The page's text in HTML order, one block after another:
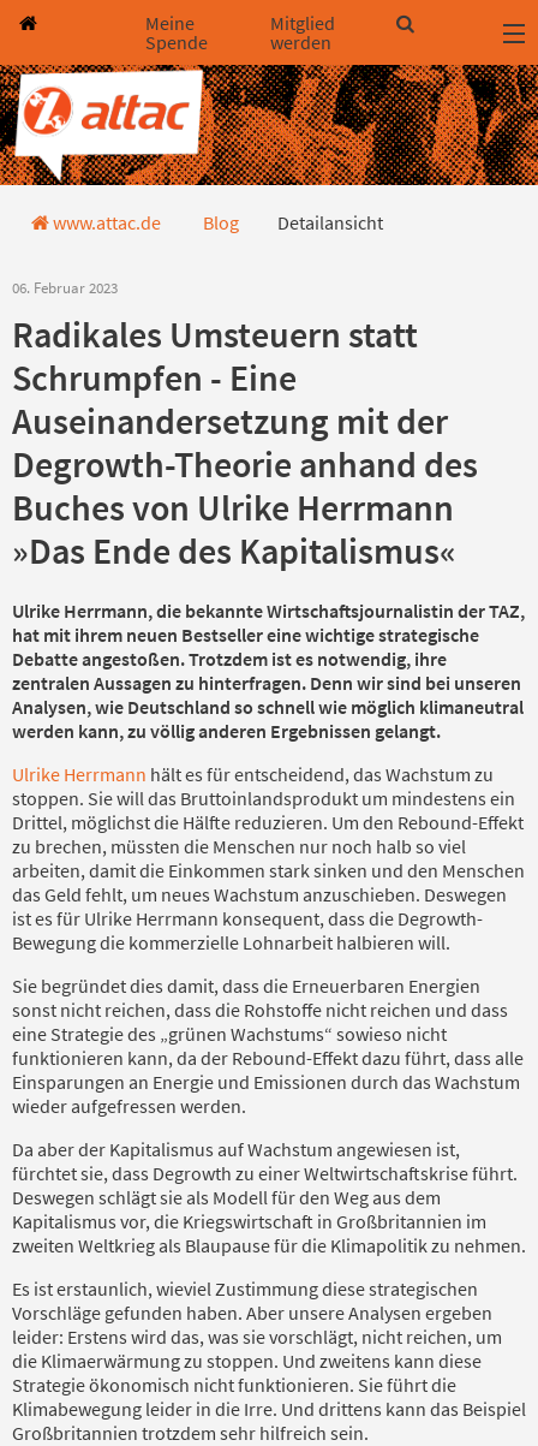
Direkt zum Hauptinhalt springen
Direkt zur Haupt-Navigation springen
Direkt zur Service-Navigation springen
Direkt zur Footer-Navigation springen
Direkt zum Footerinhalt springen
Meine
Spende
Mitglied
werden
Detailansicht
www.attac.de Blog Detailansicht
06. Februar 2023
Radikales Umsteuern statt
Schrumpfen - Eine
Auseinandersetzung mit der
Degrowth-Theorie anhand des
Buches von Ulrike Herrmann
»Das Ende des Kapitalismus«
Ulrike Herrmann, die bekannte Wirtschaftsjournalistin der TAZ,
hat mit ihrem neuen Bestseller eine wichtige strategische
Debatte angestoßen. Trotzdem ist es notwendig, ihre
zentralen Aussagen zu hinterfragen. Denn wir sind bei unseren
Analysen, wie Deutschland so schnell wie möglich klimaneutral
werden kann, zu völlig anderen Ergebnissen gelangt.
Ulrike Herrmann hält es für entscheidend, das Wachstum zu
stoppen. Sie will das Bruttoinlandsprodukt um mindestens ein
Drittel, möglichst die Hälfte reduzieren. Um den Rebound-Effekt
zu brechen, müssten die Menschen nur noch halb so viel
arbeiten, damit die Einkommen stark sinken und den Menschen
das Geld fehlt, um neues Wachstum anzuschieben. Deswegen
ist es für Ulrike Herrmann konsequent, dass die Degrowth-
Bewegung die kommerzielle Lohnarbeit halbieren will.
Sie begründet dies damit, dass die Erneuerbaren Energien
sonst nicht reichen, dass die Rohstoffe nicht reichen und dass
eine Strategie des „grünen Wachstums“ sowieso nicht
funktionieren kann, da der Rebound-Effekt dazu führt, dass alle
Einsparungen an Energie und Emissionen durch das Wachstum
wieder aufgefressen werden.
Da aber der Kapitalismus auf Wachstum angewiesen ist,
fürchtet sie, dass Degrowth zu einer Weltwirtschaftskrise führt.
Deswegen schlägt sie als Modell für den Weg aus dem
Kapitalismus vor, die Kriegswirtschaft in Großbritannien im
zweiten Weltkrieg als Blaupause für die Klimapolitik zu nehmen.
Es ist erstaunlich, wieviel Zustimmung diese strategischen
Vorschläge gefunden haben. Aber unsere Analysen ergeben
leider: Erstens wird das, was sie vorschlägt, nicht reichen, um
die Klimaerwärmung zu stoppen. Und zweitens kann diese
Strategie ökonomisch nicht funktionieren. Sie führt die
Klimabewegung leider in die Irre. Und drittens kann das Beispiel
Großbritannien trotzdem sehr hilfreich sein.